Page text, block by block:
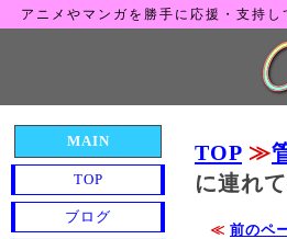
アニメやマンガを勝手に応援・支持
TOP ≫
に連れ
≪ 前のペ
MAIN
TOP
ブログ